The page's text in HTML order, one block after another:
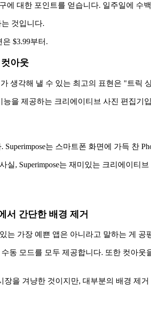
에 대한 포인트를 얻습니다. 일주일에
것입니다.
$3.99부터.
아웃
생각해 낼 수 있는 최고의 표현은 "트릭
능을 제공하는 크리에이티브 사진 편집
는 스마트폰 화면에 가득 찬
실, Superimpose는 재미있는 크리에이
서 간단한 배경 제거
있는 가장 예쁜 앱은 아니라고 말하는 게
동 모드를 모두 제공합니다. 또한 컷아
장을 겨냥한 것이지만, 대부분의 배경 제